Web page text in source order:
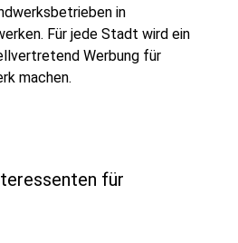
in
Für jede Stadt wird ein
Werbung für
machen.
für